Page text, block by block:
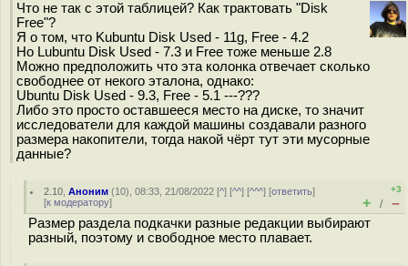
Что не так с этой таблицей? Как трактовать "Disk
Free"?
Я о том, что Kubuntu Disk Used - 11g, Free - 4.2
Но Lubuntu Disk Used - 7.3 и Free тоже меньше 2.8
Можно предположить что эта колонка отвечает сколько
свободнее от некого эталона, однако:
Ubuntu Disk Used - 9.3, Free - 5.1 ---???
Либо это просто оставшееся место на диске, то значит
исследователи для каждой машины создавали разного
размера накопители, тогда накой чёрт тут эти мусорные
данные?
2.10 ,Аноним (10), 08:33, 21/08/2022 [^] [^^] [^^^] [ответить]
[к модератору]
+3
+ / –
Размер раздела подкачки разные редакции выбирают
разный, поэтому и свободное место плавает.